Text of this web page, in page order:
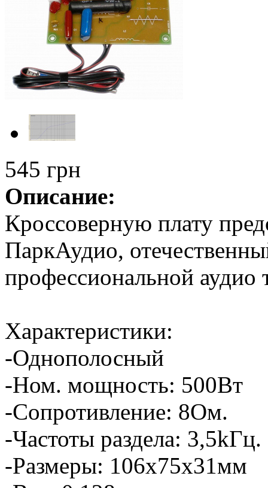
545 грн
Описание:
Кроссоверную плату
ПаркАудио,
профессиональной аудио
Характеристики:
-Однополосный
-Ном. мощность: 500Вт
-Сопротивление: 8Ом.
-Частоты раздела: 3,5kГц.
-Размеры: 106х75х31мм